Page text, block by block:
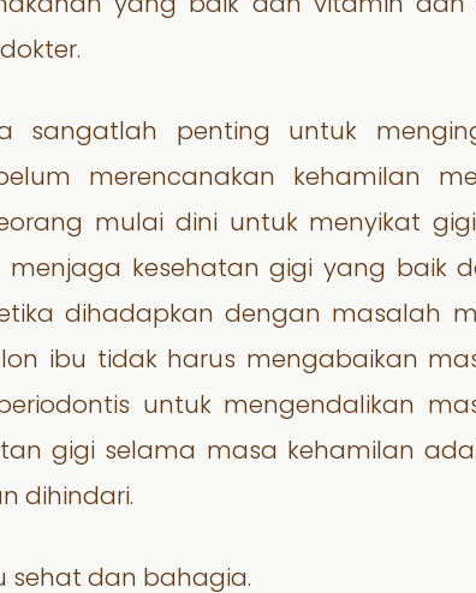
yang baik dan vitamin dan
sangatlah penting untuk
merencanakan kehamilan
mulai dini untuk menyikat
kesehatan gigi yang baik
dihadapkan dengan masalah
ibu tidak harus mengabaikan
untuk mengendalikan
gigi selama masa kehamilan
dihindari.
sehat dan bahagia.